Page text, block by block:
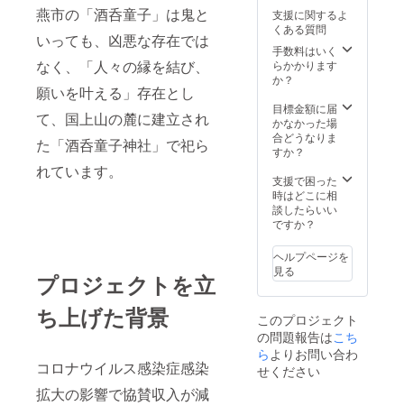
燕市の「酒呑童子」は鬼と
いっても、凶悪な存在では
なく、「人々の縁を結び、
願いを叶える」存在とし
て、国上山の麓に建立され
た「酒呑童子神社」で祀ら
れています。
プロジェクトを立
ち上げた背景
コロナウイルス感染症感染
拡大の影響で協賛収入が減
鬼 赤
ベース
家庭
円満
恋愛成
鬼 水
色ベー
ス 学
業成就
反映 ■
黄鬼
黄色
ベース
向上
商売繁
盛 勝
利祈願
ト、当
プロ
ジェク
トへの
ご意見
支援に関するよ
くある質問
手数料はいく
らかかります
か？
目標金額に届
かなかった場
合どうなりま
すか？
支援で困った
時はどこに相
談したらいい
ですか？
ヘルプページを
見る
このプロジェクト
の問題報告はこち
らよりお問い合わ
せください